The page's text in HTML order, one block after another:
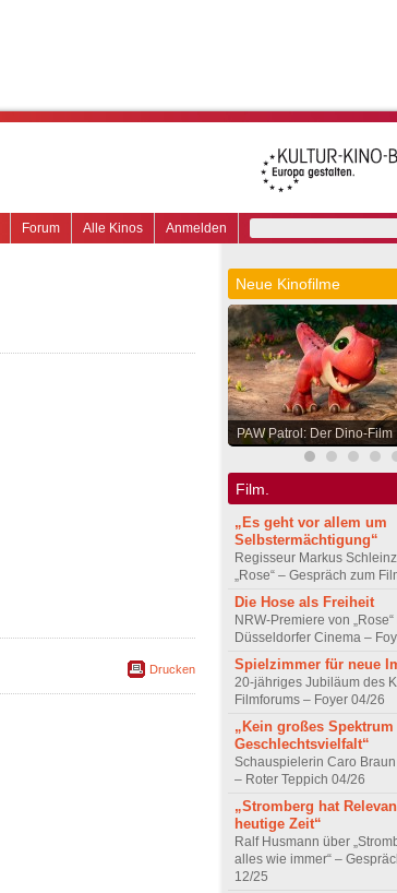
Anmelden
Alle Kinos
Forum
Drucken
Neue Kinofilme
PAW Patrol: Der Dino-Film
Film.
„Es geht vor allem um
Selbstermächtigung“
Regisseur Markus
„Rose“ – Gespräch zum
Die Hose als Freiheit
NRW-Premiere von „Rose“
Düsseldorfer Cinema –
Spielzimmer für neue
20-jähriges Jubiläum des
Filmforums – Foyer 04/26
„Kein großes Spektrum
Geschlechtsvielfalt“
Schauspielerin Caro Braun
– Roter Teppich 04/26
„Stromberg hat
heutige Zeit“
Ralf Husmann über
alles wie immer“ –
12/25